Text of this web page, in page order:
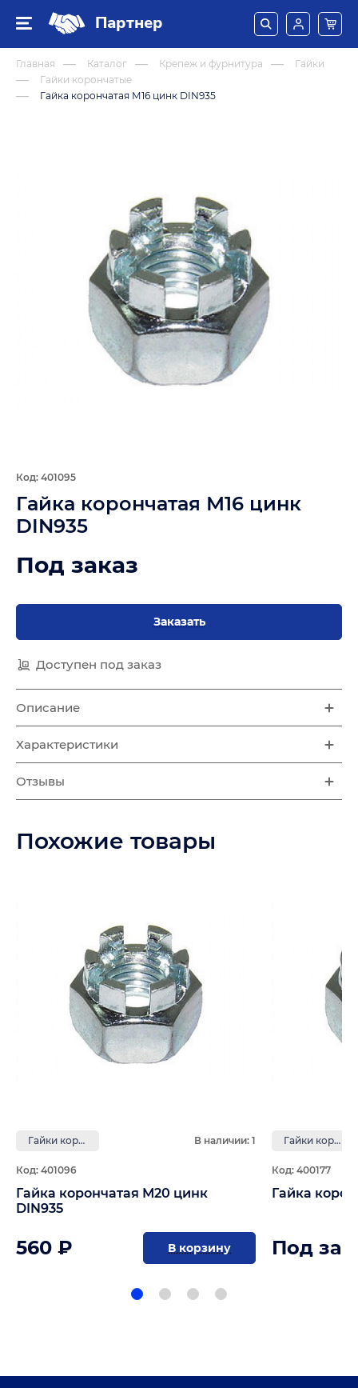
Партнер
Главная Каталог Крепеж и фурнитура
Гайки
Гайки корончатые
Гайка корончатая М16 цинк DIN935
Код: 401095
Гайка корончатая М16 цинк
DIN935
Под заказ
Заказать
Доступен под заказ
Описание
Характеристики
Отзывы
Похожие товары
Гайки корончатые В наличии: 1
Код: 401096
Гайка корончатая М20 цинк
DIN935
560 ₽ В корзину
Гайки корончатые
Код: 400177
Гайка
Под